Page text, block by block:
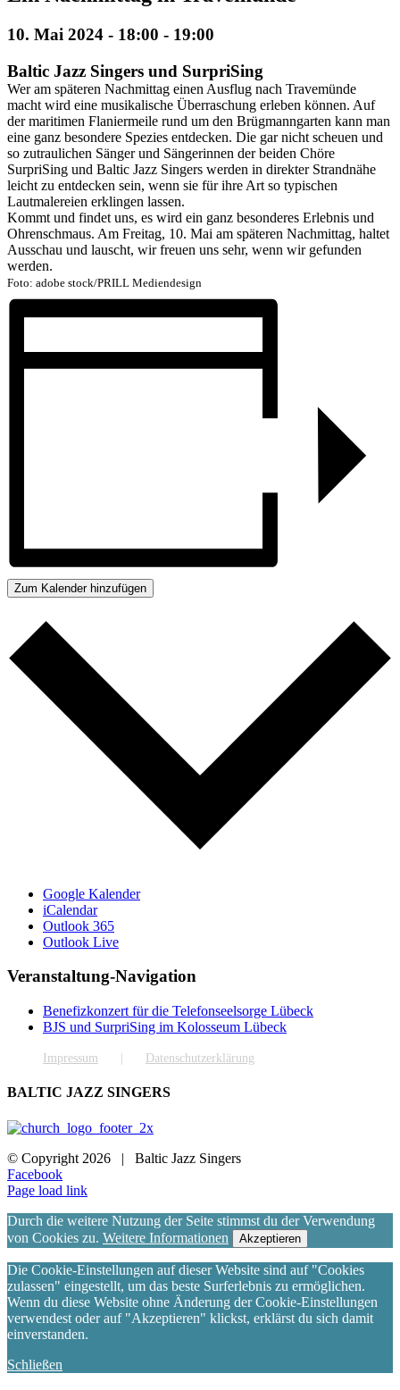
10. Mai 2024 - 18:00 - 19:00
Baltic Jazz Singers und SurpriSing
Wer am späteren Nachmittag einen Ausflug nach Travemünde
macht wird eine musikalische Überraschung erleben können. Auf
der maritimen Flaniermeile rund um den Brügmanngarten kann man
eine ganz besondere Spezies entdecken. Die gar nicht scheuen und
so zutraulichen Sänger und Sängerinnen der beiden Chöre
SurpriSing und Baltic Jazz Singers werden in direkter Strandnähe
leicht zu entdecken sein, wenn sie für ihre Art so typischen
Lautmalereien erklingen lassen.
Kommt und findet uns, es wird ein ganz besonderes Erlebnis und
Ohrenschmaus. Am Freitag, 10. Mai am späteren Nachmittag, haltet
Ausschau und lauscht, wir freuen uns sehr, wenn wir gefunden
werden.
Foto: adobe stock/PRILL Mediendesign
Zum Kalender hinzufügen
Google Kalender
iCalendar
Outlook 365
Outlook Live
Veranstaltung-Navigation
Benefizkonzert für die Telefonseelsorge Lübeck
BJS und SurpriSing im Kolosseum Lübeck
Impressum Datenschutzerklärung
BALTIC JAZZ SINGERS
© Copyright 2026 | Baltic Jazz Singers
Facebook
Page load link
Durch die weitere Nutzung der Seite stimmst du der Verwendung
von Cookies zu. Weitere Informationen Akzeptieren
Die Cookie-Einstellungen auf dieser Website sind auf "Cookies
zulassen" eingestellt, um das beste Surferlebnis zu ermöglichen.
Wenn du diese Website ohne Änderung der Cookie-Einstellungen
verwendest oder auf "Akzeptieren" klickst, erklärst du sich damit
einverstanden.
Schließen